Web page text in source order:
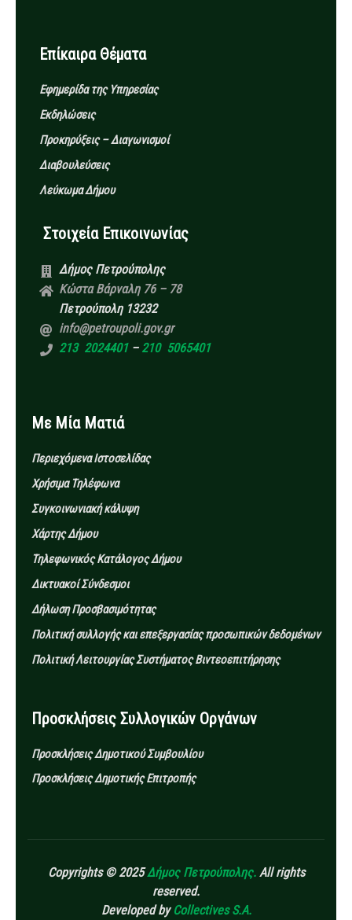
Επίκαιρα Θέματα
Εφημερίδα της Υπηρεσίας
Εκδηλώσεις
Προκηρύξεις – Διαγωνισμοί
Διαβουλεύσεις
Λεύκωμα Δήμου
Στοιχεία Επικοινωνίας
Δήμος Πετρούπολης
Κώστα Βάρναλη 76 – 78
Πετρούπολη 13232
info@petroupoli.gov.gr
213 2024401 –210 5065401
Με Μία Ματιά
Περιεχόμενα Ιστοσελίδας
Χρήσιμα Τηλέφωνα
Συγκοινωνιακή κάλυψη
Χάρτης Δήμου
Τηλεφωνικός Κατάλογος Δήμου
Δικτυακοί Σύνδεσμοι
Δήλωση Προσβασιμότητας
Πολιτική συλλογής και επεξεργασίας προσωπικών δεδομένων
Πολιτική Λειτουργίας Συστήματος Βιντεοεπιτήρησης
Προσκλήσεις Συλλογικών Οργάνων
Προσκλήσεις Δημοτικού Συμβουλίου
Προσκλήσεις Δημοτικής Επιτροπής
Copyrights © 2025Δήμος Πετρούπολης.All rights
reserved.
Developed by Collectives S.A.